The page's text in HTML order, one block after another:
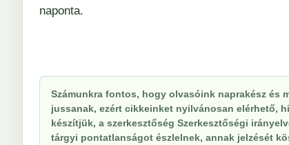
naponta.
Számunkra fontos, hogy olvasóink naprakész és
jussanak, ezért cikkeinket nyilvánosan elérhető,
készítjük, a szerkesztőség Szerkesztőségi
tárgyi pontatlanságot észlelnek, annak jelzését